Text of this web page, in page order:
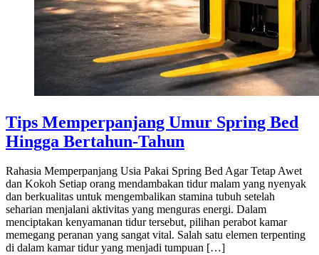
Tips Memperpanjang Umur Spring Bed
Hingga Bertahun-Tahun
Rahasia Memperpanjang Usia Pakai Spring Bed Agar Tetap Awet
dan Kokoh Setiap orang mendambakan tidur malam yang nyenyak
dan berkualitas untuk mengembalikan stamina tubuh setelah
seharian menjalani aktivitas yang menguras energi. Dalam
menciptakan kenyamanan tidur tersebut, pilihan perabot kamar
memegang peranan yang sangat vital. Salah satu elemen terpenting
di dalam kamar tidur yang menjadi tumpuan […]